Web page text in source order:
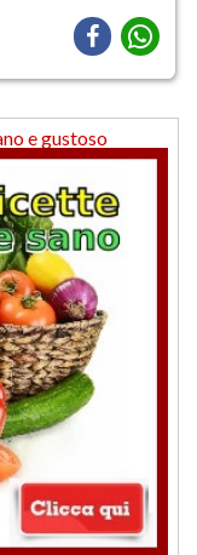
e gustoso